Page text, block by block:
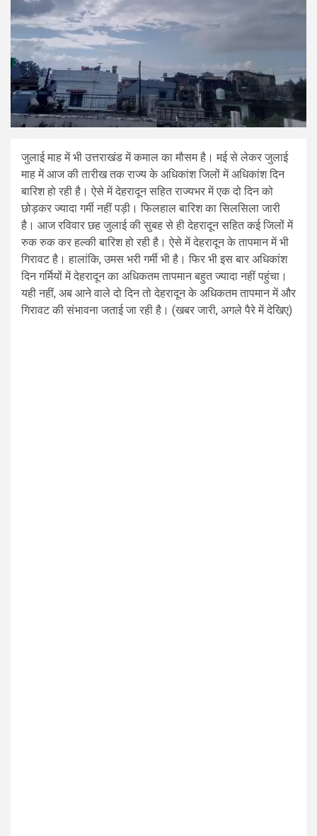
जुलाई माह में भी उत्तराखंड में कमाल का मौसम है। मई से लेकर जुलाई
माह में आज की तारीख तक राज्य के अधिकांश जिलों में अधिकांश दिन
बारिश हो रही है। ऐसे में देहरादून सहित राज्यभर में एक दो दिन को
छोड़कर ज्यादा गर्मी नहीं पड़ी। फिलहाल बारिश का सिलसिला जारी
है। आज रविवार छह जुलाई की सुबह से ही देहरादून सहित कई जिलों में
रुक रुक कर हल्की बारिश हो रही है। ऐसे में देहरादून के तापमान में भी
गिरावट है। हालांकि, उमस भरी गर्मी भी है। फिर भी इस बार अधिकांश
दिन गर्मियों में देहरादून का अधिकतम तापमान बहुत ज्यादा नहीं पहुंचा।
यही नहीं, अब आने वाले दो दिन तो देहरादून के अधिकतम तापमान में और
गिरावट की संभावना जताई जा रही है। (खबर जारी, अगले पैरे में देखिए)